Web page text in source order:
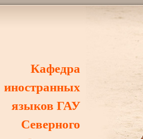
Кафедра
иностранных
языков ГАУ
Северного